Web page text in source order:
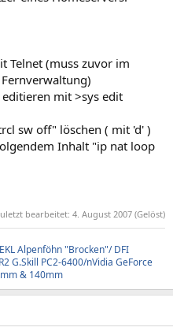
Telnet (muss zuvor im
mit >sys edit
sw off" löschen ( mit 'd' )
Inhalt "ip nat loop
bearbeitet: 4. August 2007 (Gelöst)
Alpenföhn "Brocken"/ DFI
G.Skill PC2-6400/nVidia GeForce
& 140mm